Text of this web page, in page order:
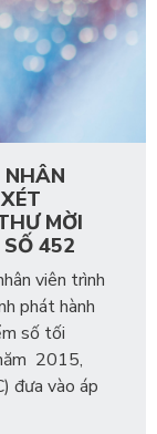
MỜI
452
viên trình
phát hành
số tối
2015,
đưa vào áp